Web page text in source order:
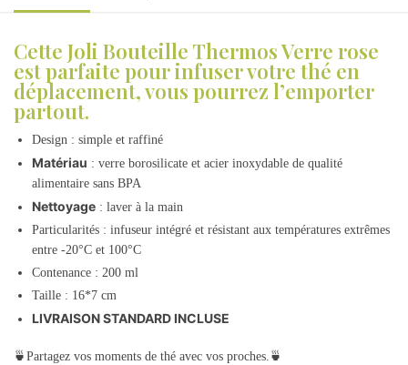
Cette Joli Bouteille Thermos Verre rose
est parfaite pour infuser votre thé en
déplacement, vous pourrez l’emporter
partout.
Design : simple et raffiné
Matériau : verre borosilicate et acier inoxydable de qualité
alimentaire sans BPA
Nettoyage : laver à la main
Particularités : infuseur intégré et résistant aux températures extrêmes
entre -20°C et 100°C
Contenance : 200 ml
Taille : 16*7 cm
LIVRAISON STANDARD INCLUSE
🍵Partagez vos moments de thé avec vos proches.🍵